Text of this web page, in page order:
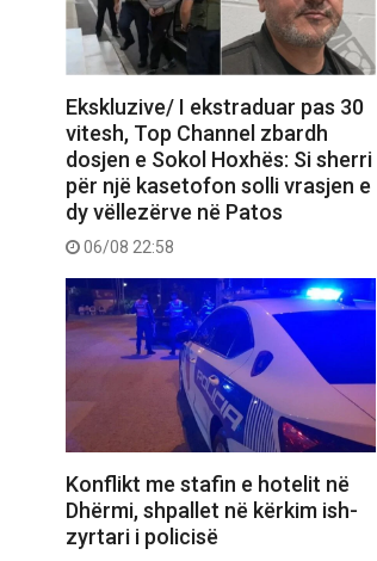
Ekskluzive/ I ekstraduar pas 30
vitesh, Top Channel zbardh
dosjen e Sokol Hoxhës: Si sherri
për një kasetofon solli vrasjen e
dy vëllezërve në Patos
06/08 22:58
Konflikt me stafin e hotelit në
Dhërmi, shpallet në kërkim ish-
zyrtari i policisë